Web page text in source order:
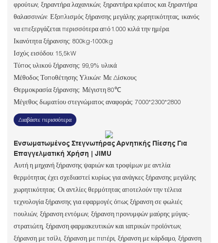
φρούτων, ξηραντήρα λαχανικών, ξηραντήρα κρέατος και ξηραντήρα
θαλασσινών. Εξοπλισμός ξήρανσης μεγάλης χωρητικότητας, ικανός
να επεξεργάζεται περισσότερα από 1.000 κιλά την ημέρα.
Ικανότητα ξήρανσης: 800kg-1000kg
Ισχύς εισόδου: 15,5kW
Τύπος υλικού ξήρανσης: 99,9% υλικά
Μέθοδος Τοποθέτησης Υλικών: Με Δίσκους
Θερμοκρασία ξήρανσης: Μέγιστη 80℃
Μέγεθος δωματίου στεγνώματος αναφοράς: 7000*2300*2800
Διαβάστε περισσότερα
Ενσωματωμένος Στεγνωτήρας Αρνητικής Πίεσης Για
Επαγγελματική Χρήση | JIMU
Αυτή η μηχανή ξήρανσης ψαριών και τροφίμων με αντλία
θερμότητας έχει σχεδιαστεί κυρίως για ανάγκες ξήρανσης μεγάλης
χωρητικότητας. Οι αντλίες θερμότητας αποτελούν την τέλεια
τεχνολογία ξήρανσης για εφαρμογές όπως ξήρανση σε φωλιές
πουλιών, ξήρανση εντόμων, ξήρανση προνυμφών μαύρης μύγας-
στρατιώτη, ξήρανση φαρμακευτικών και ιατρικών προϊόντων,
ξήρανση με τσίλι, ξήρανση με πιπέρι, ξήρανση με κάρδαμο, ξήρανση